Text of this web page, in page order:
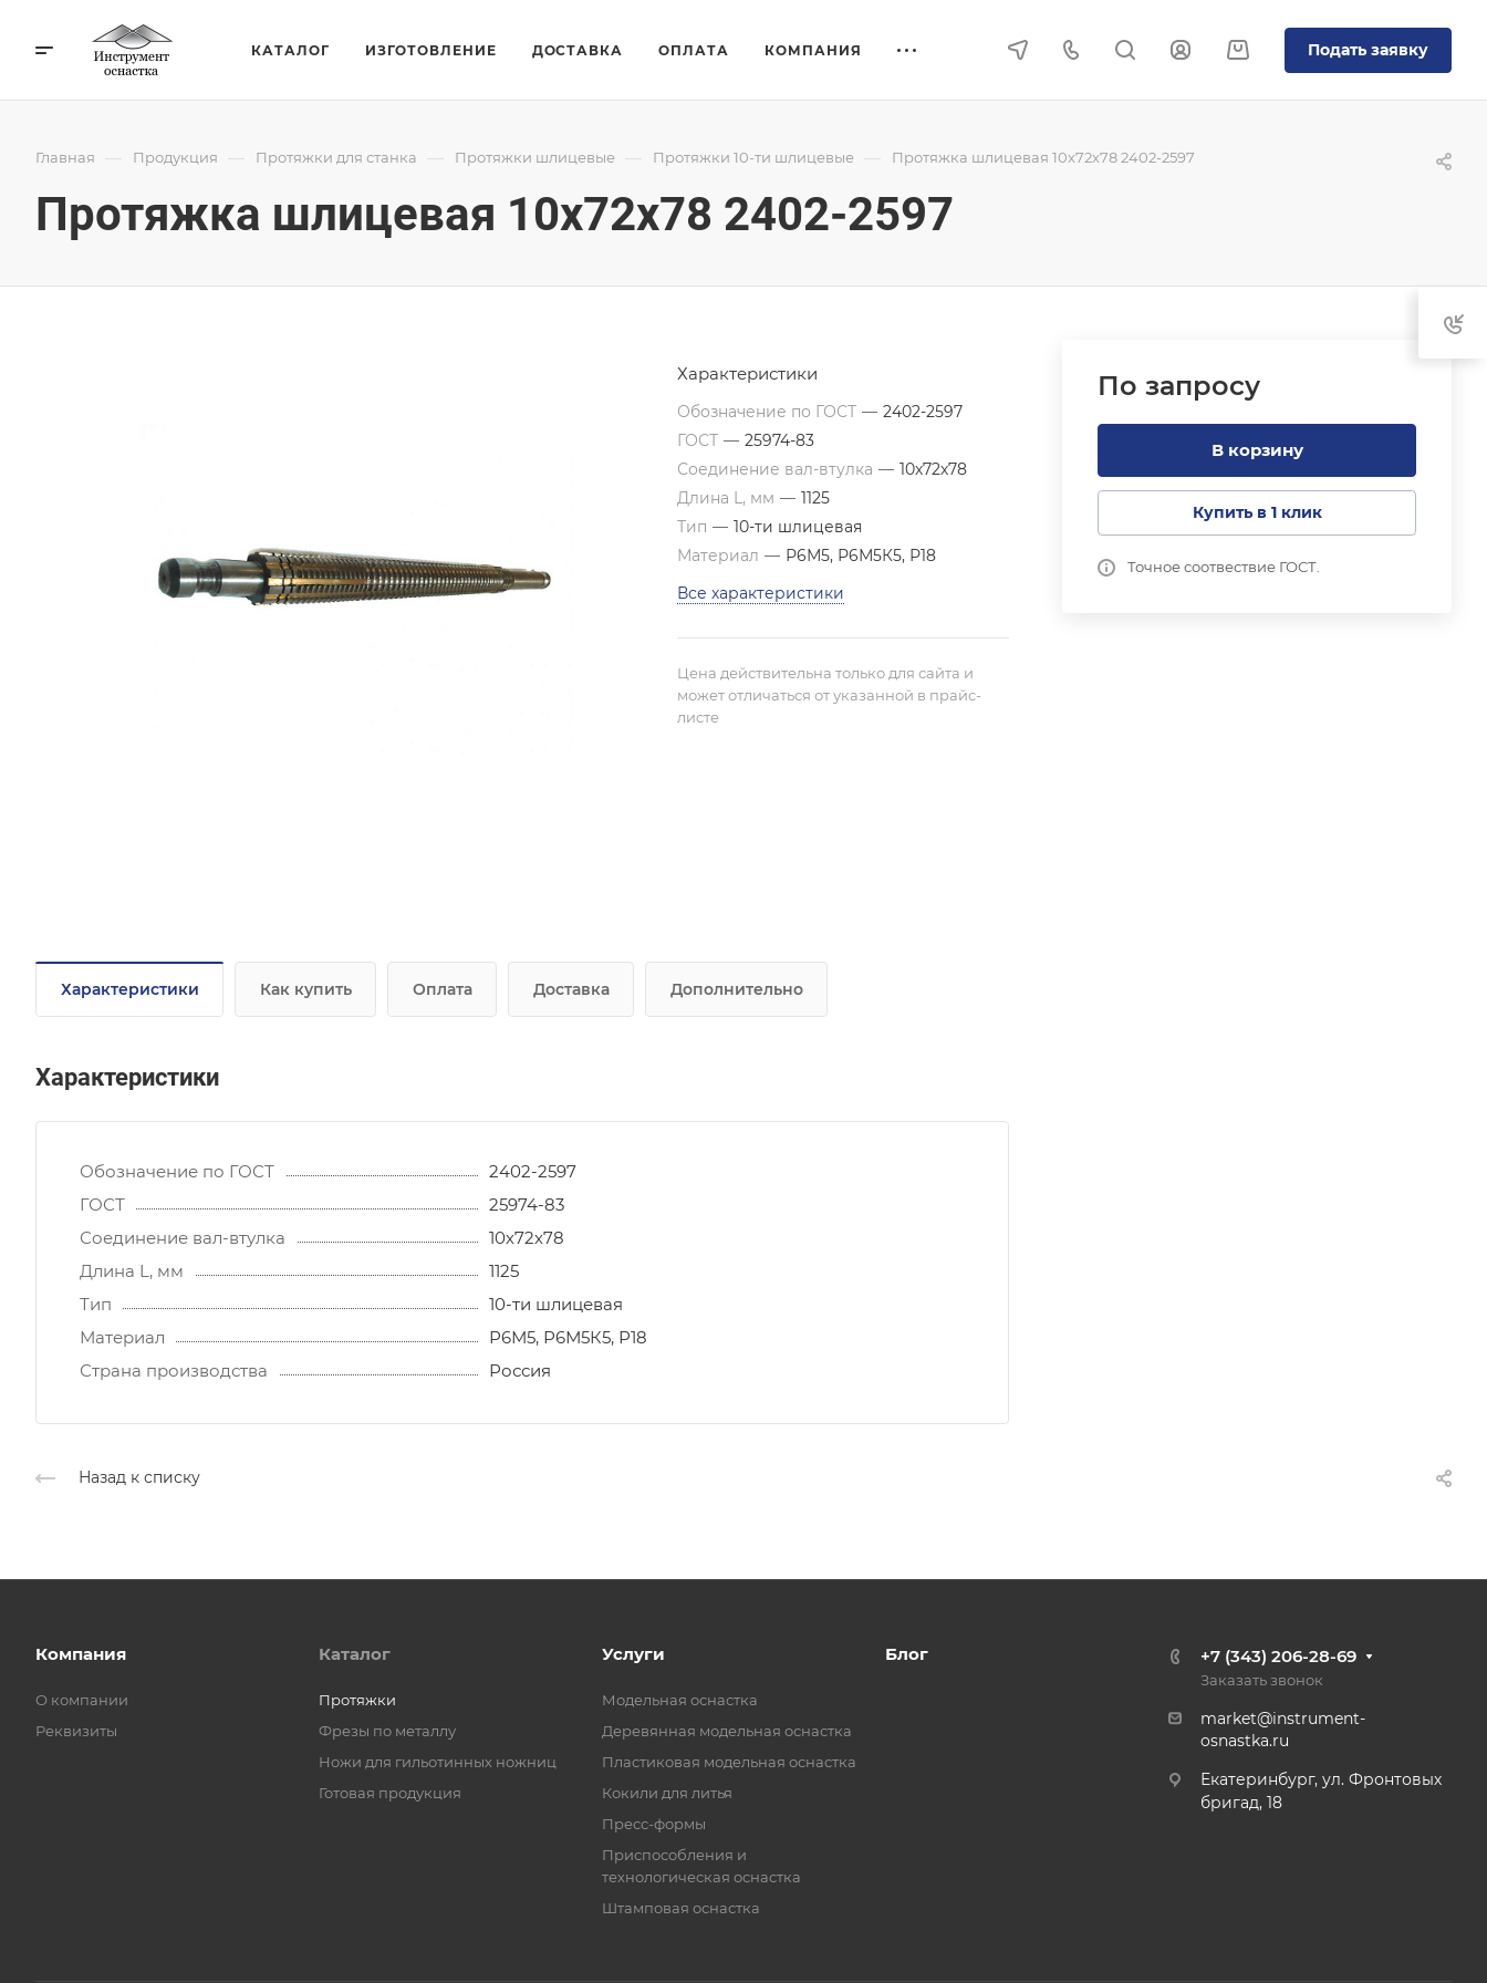
КАТАЛОГ ИЗГОТОВЛЕНИЕ ДОСТАВКА ОПЛАТА КОМПАНИЯ Подать заявку
Главная — Продукция — Протяжки для станка — Протяжки шлицевые — Протяжки 10-ти шлицевые — Протяжка шлицевая 10x72x78 2402-2597
Протяжка шлицевая 10x72x78 2402-2597
По запросу
В корзину
Купить в 1 клик
Точное соотвествие ГОСТ.
Характеристики
Обозначение по ГОСТ — 2402-2597
ГОСТ — 25974-83
Соединение вал-втулка — 10х72х78
Длина L, мм — 1125
Тип — 10-ти шлицевая
Материал — Р6М5, Р6М5К5, Р18
Все характеристики
Цена действительна только для сайта и
может отличаться от указанной в прайс-
листе
Характеристики Как купить Оплата Доставка Дополнительно
Характеристики
Обозначение по ГОСТ
2402-2597
ГОСТ
25974-83
Соединение вал-втулка
10х72х78
Длина L, мм
1125
Тип
10-ти шлицевая
Материал
Р6М5, Р6М5К5, Р18
Страна производства
Россия
Назад к списку
Компания
О компании
Реквизиты
Каталог
Протяжки
Фрезы по металлу
Ножи для гильотинных ножниц
Готовая продукция
Услуги
Модельная оснастка
Деревянная модельная оснастка
Пластиковая модельная оснастка
Кокили для литья
Пресс-формы
Приспособления и
технологическая оснастка
Штамповая оснастка
Блог +7 (343) 206-28-69
Заказать звонок
market@instrument-
osnastka.ru
Екатеринбург, ул. Фронтовых
бригад, 18